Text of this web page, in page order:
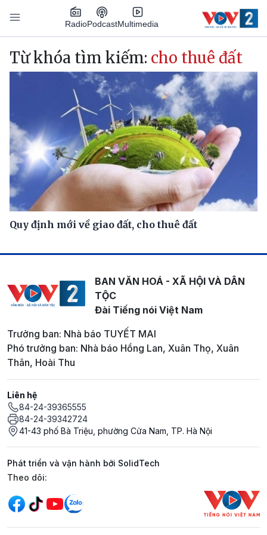
Nhảy đến nội dung
RadioPodcastMultimedia
Main navigation
Từ khóa tìm kiếm: cho thuê đất
Quy định mới về giao đất, cho thuê đất
BAN VĂN HOÁ - XÃ HỘI VÀ DÂN
TỘC
Đài Tiếng nói Việt Nam
Trưởng ban: Nhà báo TUYẾT MAI
Phó trưởng ban: Nhà báo Hồng Lan, Xuân Thọ, Xuân
Thân, Hoài Thu
Liên hệ
84-24-39365555
84-24-39342724
41-43 phố Bà Triệu, phường Cửa Nam, TP. Hà Nội
Phát triển và vận hành bởi SolidTech
Mạng xã hội
Theo dõi: